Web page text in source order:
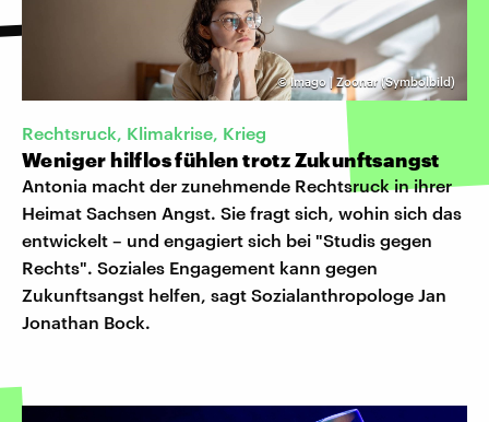
©Imago | Zoonar (Symbolbild)
Rechtsruck, Klimakrise, Krieg
Weniger hilflos fühlen trotz Zukunftsangst
Antonia macht der zunehmende Rechtsruck in ihrer
Heimat Sachsen Angst. Sie fragt sich, wohin sich das
entwickelt – und engagiert sich bei "Studis gegen
Rechts". Soziales Engagement kann gegen
Zukunftsangst helfen, sagt Sozialanthropologe Jan
Jonathan Bock.